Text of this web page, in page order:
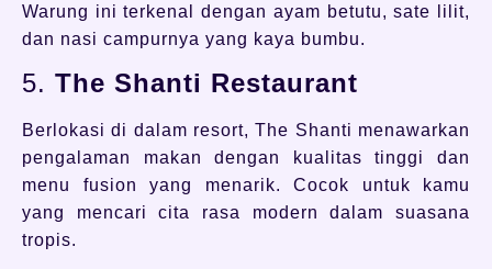
Warung ini terkenal dengan ayam betutu, sate lilit,
dan nasi campurnya yang kaya bumbu.
5. The Shanti Restaurant
Berlokasi di dalam resort, The Shanti menawarkan
pengalaman makan dengan kualitas tinggi dan
menu fusion yang menarik. Cocok untuk kamu
yang mencari cita rasa modern dalam suasana
tropis.